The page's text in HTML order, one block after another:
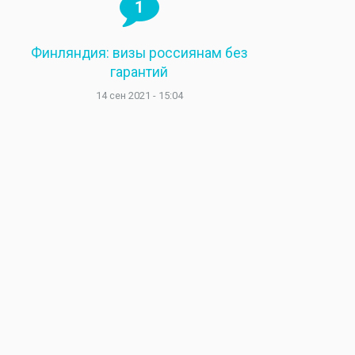
1
Финляндия: визы россиянам без
гарантий
14 сен 2021 - 15:04